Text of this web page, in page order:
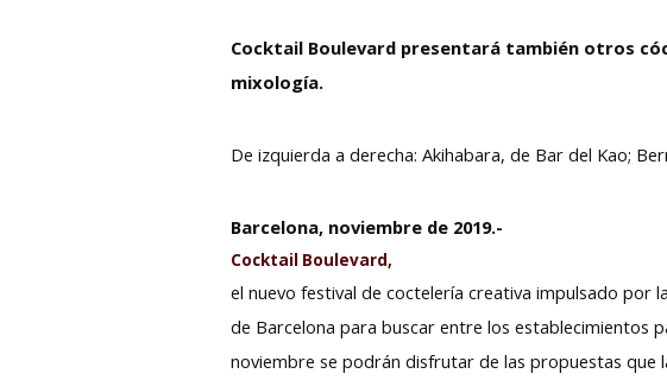
Cocktail Boulevard presentará también otros
mixología.
De izquierda a derecha: Akihabara, de Bar del Kao;
Barcelona, noviembre de 2019.-
Cocktail Boulevard,
el nuevo festival de coctelería creativa impulsado por
de Barcelona para buscar entre los establecimientos
noviembre se podrán disfrutar de las propuestas que